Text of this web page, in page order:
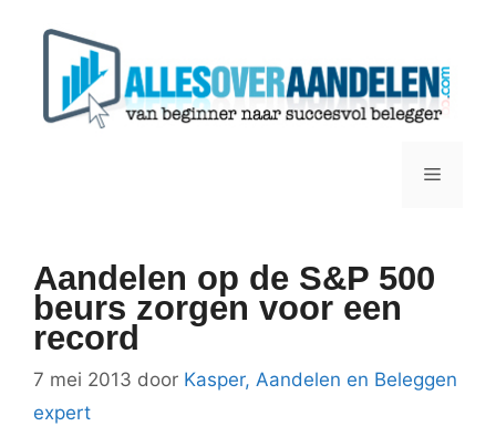
Menu
Aandelen op de S&P 500
beurs zorgen voor een
record
7 mei 2013 door Kasper, Aandelen en Beleggen
expert